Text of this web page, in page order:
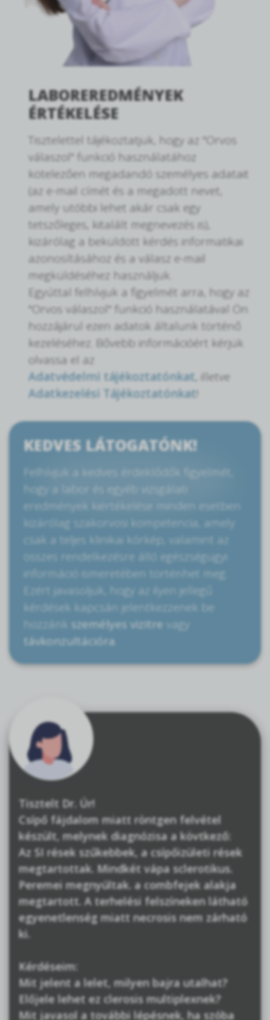
LABOREREDMÉNYEK
ÉRTÉKELÉSE
Tisztelettel tájékoztatjuk, hogy az "Orvos
válaszol" funkció használatához
kötelezően megadandó személyes adatait
(az e-mail címét és a megadott nevet,
amely utóbbi lehet akár csak egy
tetszőleges, kitalált megnevezés is),
kizárólag a beküldött kérdés informatikai
azonosításához és a válasz e-mail
megküldéséhez használjuk.
Egyúttal felhívjuk a figyelmét arra, hogy az
"Orvos válaszol" funkció használatával Ön
hozzájárul ezen adatok általunk történő
kezeléséhez. Bővebb információért kérjük
olvassa el az
Adatvédelmi tájékoztatónkat , illetve
Adatkezelési Tájékoztatónkat!
KEDVES LÁTOGATÓNK!
Felhívjuk a kedves érdeklődők figyelmét,
hogy a labor és egyéb vizsgálati
eredmények kiértékelése minden esetben
kizárólag szakorvosi kompetencia, amely
csak a teljes klinikai kórkép, valamint az
összes rendelkezésre álló egészségügyi
információ ismeretében történhet meg.
Ezért javasoljuk, hogy az ilyen jellegű
kérdések kapcsán jelentkezzenek be
hozzánk személyes vizitre vagy
távkonzultációra
Tisztelt Dr. Úr!
Csípő fájdalom miatt röntgen felvétel
készült, melynek diagnózisa a kövtkező:
Az SI rések szűkebbek, a csípőizületi rések
megtartottak. Mindkét vápa sclerotikus.
Peremei megnyúltak. a combfejek alakja
megtartott. A terhelési felszíneken látható
egyenetlenség miatt necrosis nem zárható
ki.
Kérdéseim:
Mit jelent a lelet, milyen bajra utalhat?
Előjele lehet ez clerosis multiplexnek?
Mit javasol a további lépésnek, ha szóba